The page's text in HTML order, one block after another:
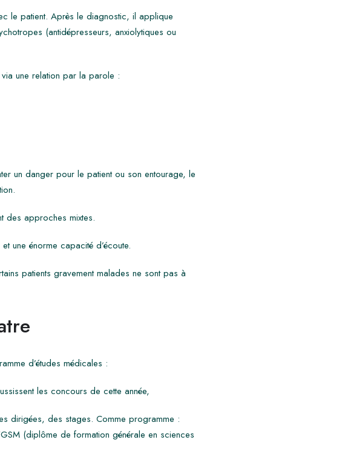
le patient. Après le diagnostic, il applique
(antidépresseurs, anxiolytiques ou
via une relation par la parole :
un danger pour le patient ou son entourage, le
des approches mixtes.
une énorme capacité d’écoute.
patients gravement malades ne sont pas à
d’études médicales :
les concours de cette année,
dirigées, des stages. Comme programme :
(diplôme de formation générale en sciences